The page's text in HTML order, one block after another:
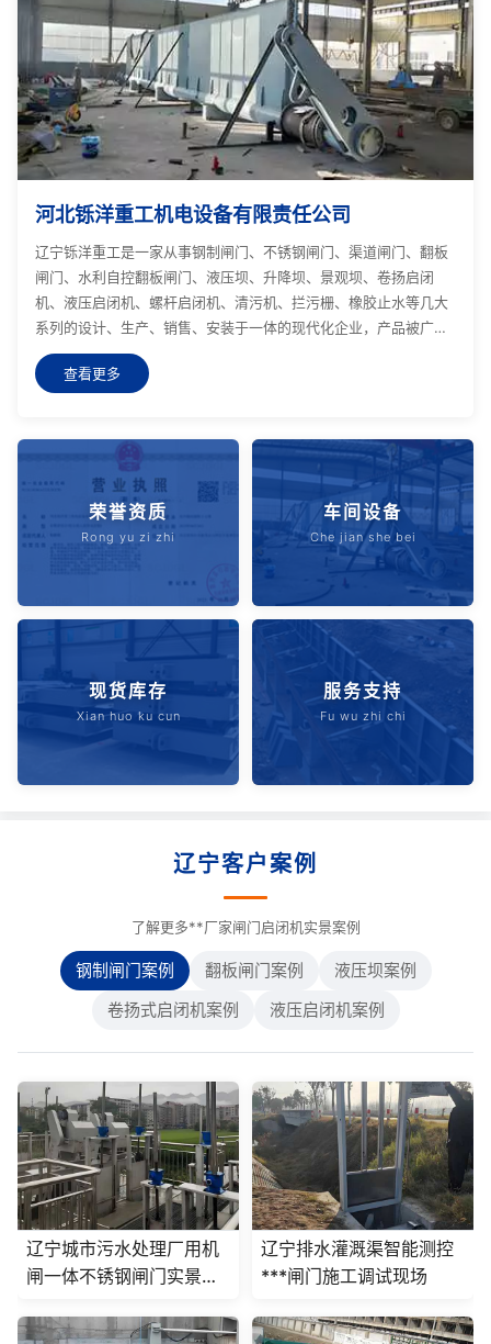
河北铄洋重工机电设备有限责任公司
辽宁铄洋重工是一家从事钢制闸门、不锈钢闸门、渠道闸门、翻板
闸门、水利自控翻板闸门、液压坝、升降坝、景观坝、卷扬启闭
机、液压启闭机、螺杆启闭机、清污机、拦污栅、橡胶止水等几大
系列的设计、生产、销售、安装于一体的现代化企业，产品被广泛
应用于排灌、水电站、河道、水产养殖、水库、污水处理、市政环
保等水利工程。厂家位于河北省新河县，距省会石家庄100公里，
门、弧形钢制闸门等，采用优选碳钢加工而成，承压能力、抗冲击
能力优良，按照**标准，根据用户设计要求组织生产制造。还可根
据用户设计要求采取新工艺...
查看更多
荣誉资质
Rong yu zi zhi
车间设备
Che jian she bei
现货库存
Xian huo ku cun
服务支持
Fu wu zhi chi
辽宁客户案例
了解更多**厂家闸门启闭机实景案例
钢制闸门案例 翻板闸门案例
液压坝案例
卷扬式启闭机案例
液压启闭机案例
辽宁城市污水处理厂用机
闸一体不锈钢闸门实景案
辽宁排水灌溉渠智能测控
***闸门施工调试现场